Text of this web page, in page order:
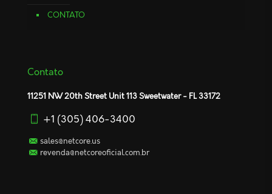
CONTATO
Contato
11251 NW 20th Street Unit 113 Sweetwater - FL 33172
+1 (305) 406-3400
sales@netcore.us
revenda@netcoreoficial.com.br